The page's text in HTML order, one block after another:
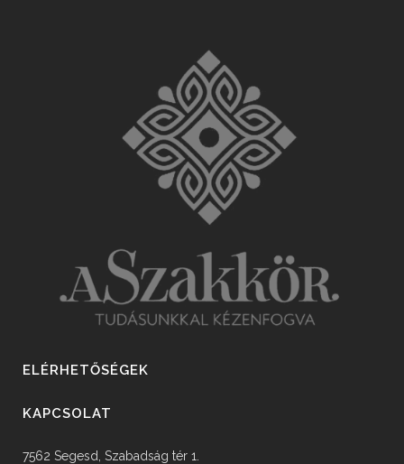
ELÉRHETŐSÉGEK
KAPCSOLAT
7562 Segesd, Szabadság tér 1.